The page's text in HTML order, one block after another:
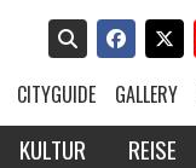
CITYGUIDE GALLERY
KULTUR REISE